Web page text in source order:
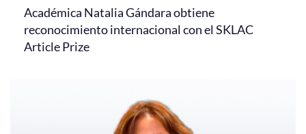
Académica Natalia Gándara obtiene
reconocimiento internacional con el SKLAC
Article Prize